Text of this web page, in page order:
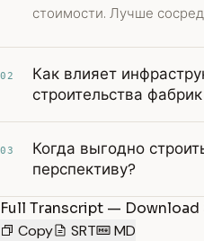
стоимости. Лучше
02
Как влияет
строительства
03
Когда выгодно
перспективу?
Full Transcript — Download
Copy
SRT MD